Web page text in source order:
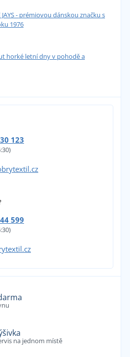
JAYS - prémiovou dánskou značku s
1976
horké letní dny v pohodě a
123
599
na jednom místě